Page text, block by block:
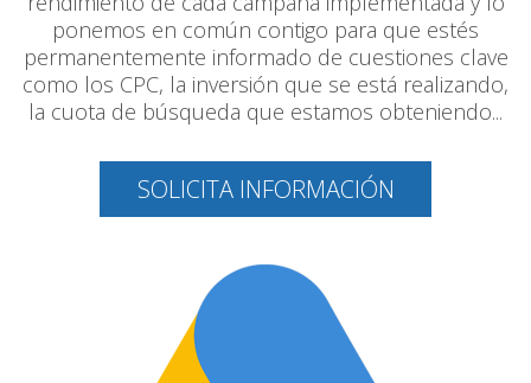
ponemos en común contigo para que estés
permanentemente informado de cuestiones clave
como los CPC, la inversión que se está realizando,
la cuota de búsqueda que estamos obteniendo...
SOLICITA INFORMACIÓN